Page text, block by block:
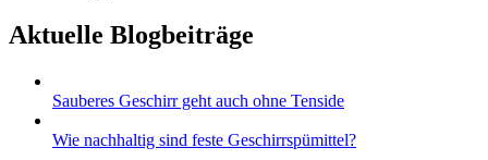
Aktuelle Blogbeiträge
Sauberes Geschirr geht auch ohne Tenside
Wie nachhaltig sind feste Geschirrspümittel?